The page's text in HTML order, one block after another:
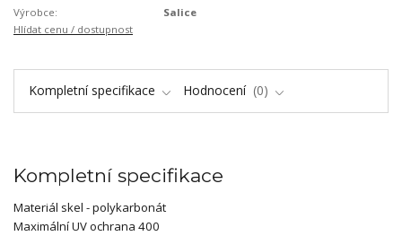
Výrobce:
Salice
Hlídat cenu / dostupnost
Kompletní specifikace Hodnocení 0
Kompletní specifikace
Materiál skel - polykarbonát
Maximální UV ochrana 400